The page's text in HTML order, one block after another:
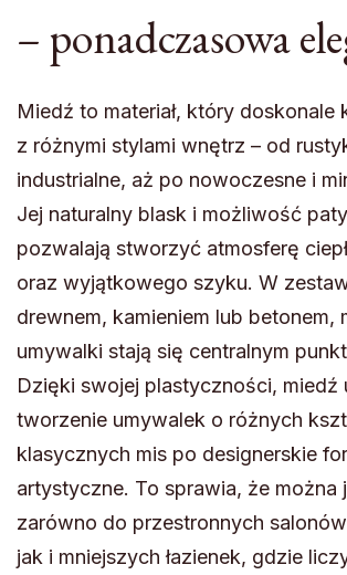
– ponadczasowa
Miedź to materiał, który doskonale
z różnymi stylami wnętrz – od
industrialne, aż po nowoczesne i
Jej naturalny blask i możliwość
pozwalają stworzyć atmosferę
oraz wyjątkowego szyku. W
drewnem, kamieniem lub betonem,
umywalki stają się centralnym
Dzięki swojej plastyczności, miedź
tworzenie umywalek o różnych
klasycznych mis po designerskie
artystyczne. To sprawia, że można
zarówno do przestronnych
jak i mniejszych łazienek, gdzie